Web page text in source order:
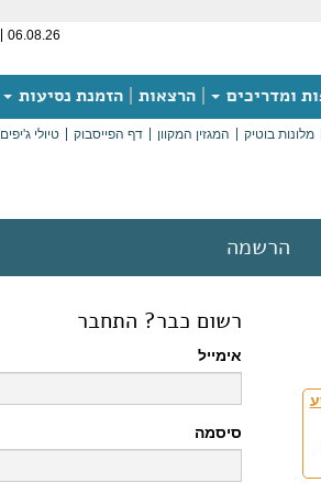
06.08.26
ומדריכים הרצאות הזמנת נסיעות
מלונות בוטיק המגזין המקוון דף הפייסבוק טיולי ג'יפים
הרשמה
רשום כבר? התחבר
אימייל
סיסמה